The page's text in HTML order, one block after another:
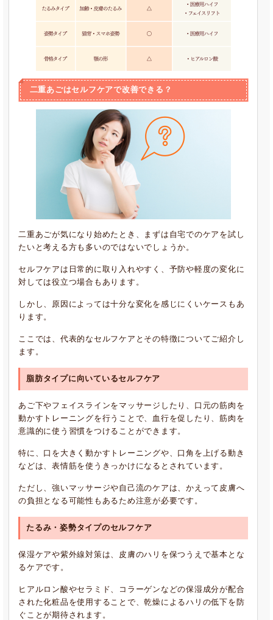
二重あごはセルフケアで改善できる？
二重あごが気になり始めたとき、まずは自宅でのケアを試し
たいと考える方も多いのではないでしょうか。
セルフケアは日常的に取り入れやすく、予防や軽度の変化に
対しては役立つ場合もあります。
しかし、原因によっては十分な変化を感じにくいケースもあ
ります。
ここでは、代表的なセルフケアとその特徴についてご紹介し
ます。
脂肪タイプに向いているセルフケア
あご下やフェイスラインをマッサージしたり、口元の筋肉を
動かすトレーニングを行うことで、血行を促したり、筋肉を
意識的に使う習慣をつけることができます。
特に、口を大きく動かすトレーニングや、口角を上げる動き
などは、表情筋を使うきっかけになるとされています。
ただし、強いマッサージや自己流のケアは、かえって皮膚へ
の負担となる可能性もあるため注意が必要です。
たるみ・姿勢タイプのセルフケア
保湿ケアや紫外線対策は、皮膚のハリを保つうえで基本とな
るケアです。
ヒアルロン酸やセラミド、コラーゲンなどの保湿成分が配合
された化粧品を使用することで、乾燥によるハリの低下を防
ぐことが期待されます。